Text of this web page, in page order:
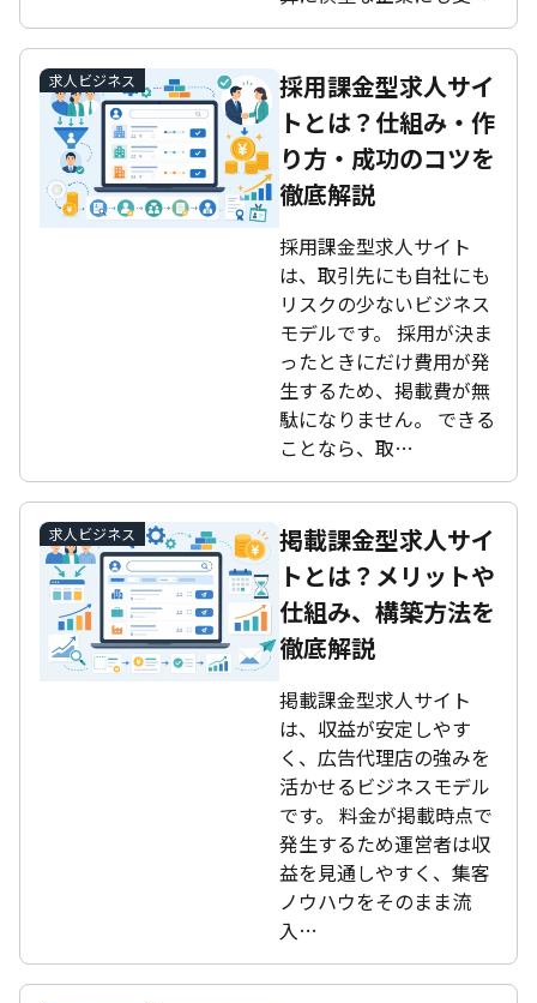
求人ビジネス
採用課金型求人サイ
トとは？仕組み・作
り方・成功のコツを
徹底解説
採用課金型求人サイト
は、取引先にも自社にも
リスクの少ないビジネス
モデルです。 採用が決ま
ったときにだけ費用が発
生するため、掲載費が無
駄になりません。 できる
ことなら、取…
求人ビジネス
掲載課金型求人サイ
トとは？メリットや
仕組み、構築方法を
徹底解説
掲載課金型求人サイト
は、収益が安定しやす
く、広告代理店の強みを
活かせるビジネスモデル
です。 料金が掲載時点で
発生するため運営者は収
益を見通しやすく、集客
ノウハウをそのまま流
入…